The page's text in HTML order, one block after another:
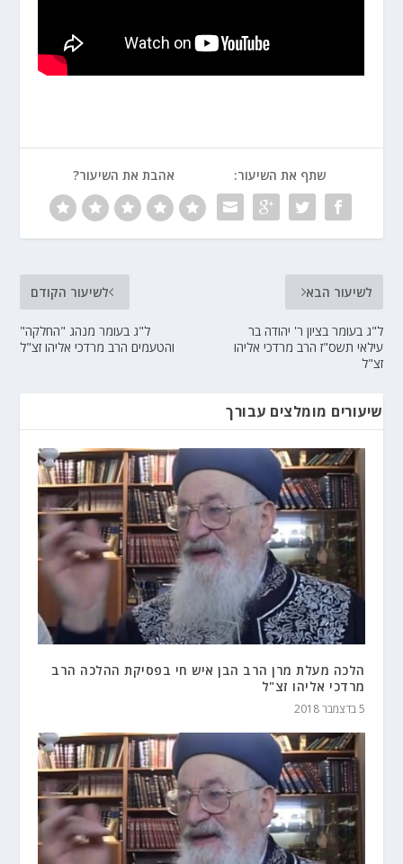
שתף את השיעור: אהבת את השיעור?
לשיעור הקודם
ל"ג בעומר מנהג "החלקה"
והטעמים הרב מרדכי אליהו זצ"ל
לשיעור הבא
ל"ג בעומר בציון ר' יהודה בר
עילאי תשס"ז הרב מרדכי אליהו
זצ"ל
שיעורים מומלצים עבורך
הלכה מעלת מרן הרב הבן איש חי בפסיקת ההלכה הרב
מרדכי אליהו זצ"ל
5 בדצמבר 2018